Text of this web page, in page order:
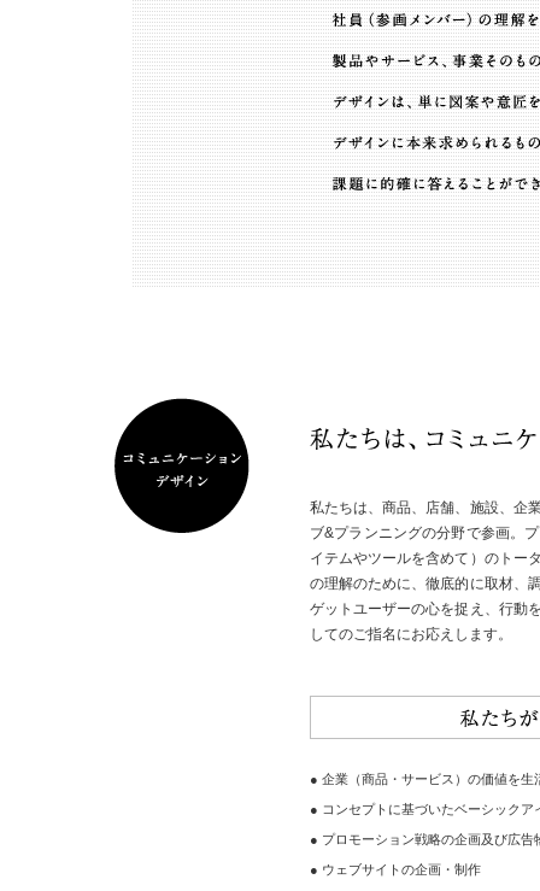
私たちは、商品、店舗、施設、企
ブ&プランニングの分野で参画。
イテムやツールを含めて）のトー
の理解のために、徹底的に取材、
ゲットユーザーの心を捉え、行動
してのご指名にお応えします。
● 企業（商品・サービス）の価値を
● コンセプトに基づいたベーシック
● プロモーション戦略の企画及び広
● ウェブサイトの企画・制作